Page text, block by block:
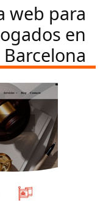
web para
en
Barcelona